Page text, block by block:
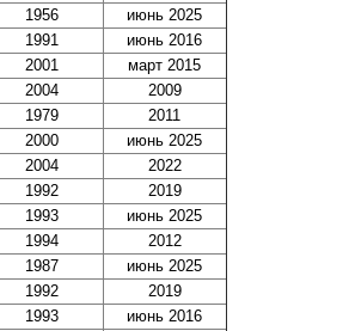
1956
июнь 2025
1991
июнь 2016
2001
март 2015
2004
2009
1979
2011
2000
июнь 2025
2004
2022
1992
2019
1993
июнь 2025
1994
2012
1987
июнь 2025
1992
2019
1993
июнь 2016